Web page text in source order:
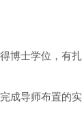
博士学位，有扎
成导师布置的实